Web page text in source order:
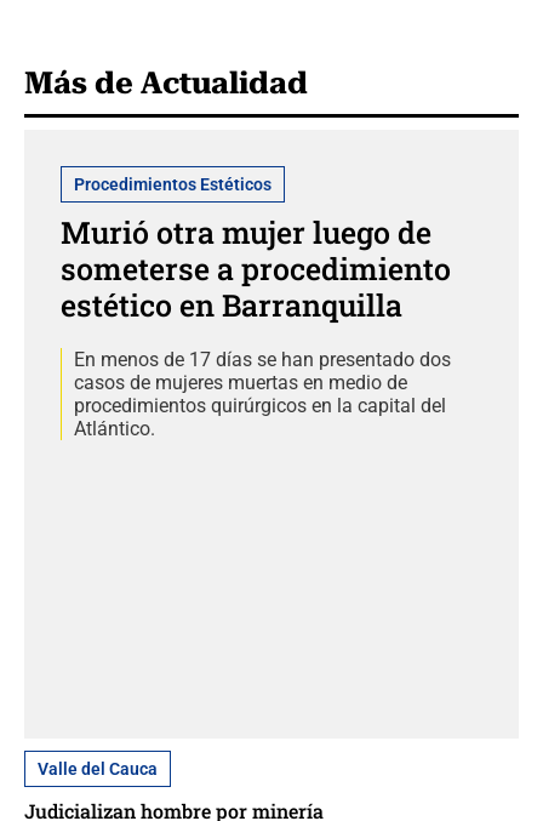
Más de Actualidad
Procedimientos Estéticos
Murió otra mujer luego de
someterse a procedimiento
estético en Barranquilla
En menos de 17 días se han presentado dos
casos de mujeres muertas en medio de
procedimientos quirúrgicos en la capital del
Atlántico.
Valle del Cauca
Judicializan hombre por minería